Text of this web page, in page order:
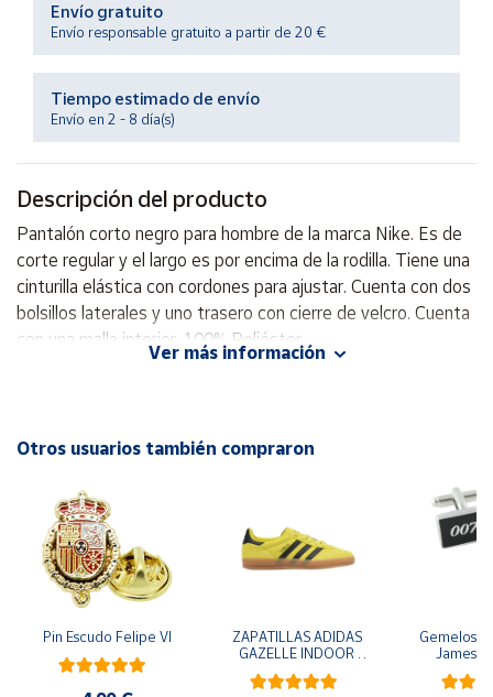
Mapa de
vendedores
Hazte
vendedor
Área
vendedor
Cuenta
Área
cliente
Baleares
Canarias,
Ceuta y
Melilla
Envío gratuito
Envío responsable gratuito a partir de 20 €
Tiempo estimado de envío
Envío en 2 - 8 día(s)
Descripción del producto
Pantalón corto negro para hombre de la marca Nike. Es de
corte regular y el largo es por encima de la rodilla. Tiene una
cinturilla elástica con cordones para ajustar. Cuenta con dos
bolsillos laterales y uno trasero con cierre de velcro. Cuenta
con una malla interior. 100% Poliéster
Ver más información
Otros usuarios también compraron
Pin Escudo Felipe VI
ZAPATILLAS ADIDAS
GAZELLE INDOOR
AMARILLO SHOYEL
NEGRO JR6303
Gemelos
James